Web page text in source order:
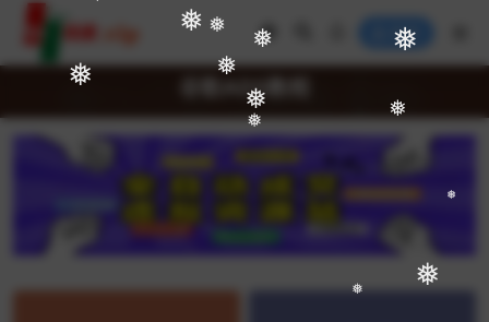
❅
❅ ❅
❅
❅ ❅
❅
❅ ❅ ❅
❅
登录
谷歌ADS教程